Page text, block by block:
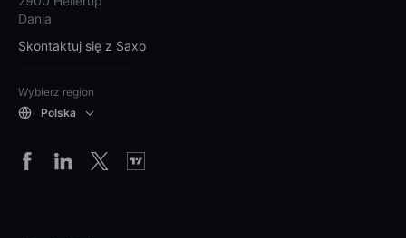
Dania
Skontaktuj się z Saxo
Wybierz region
Polska